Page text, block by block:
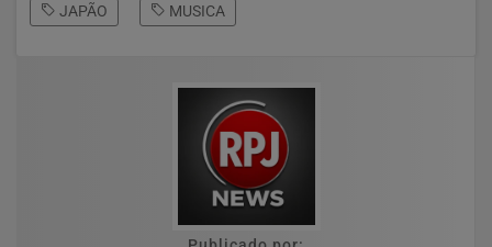
JAPÃO MUSICA